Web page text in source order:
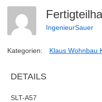
IngenieurSauer
Kategorien: Klaus Wohnbau
DETAILS
SLT-A57